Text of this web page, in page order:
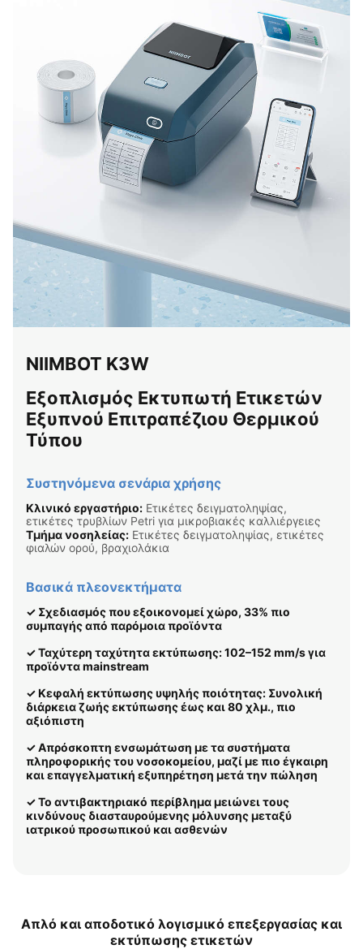
NIIMBOT K3W
Εξοπλισμός Εκτυπωτή Ετικετών
Εξυπνού Επιτραπέζιου Θερμικού
Τύπου
Συστηνόμενα σενάρια χρήσης
Κλινικό εργαστήριο: Ετικέτες δειγματοληψίας,
ετικέτες τρυβλίων Petri για μικροβιακές καλλιέργειες
Τμήμα νοσηλείας: Ετικέτες δειγματοληψίας, ετικέτες
φιαλών ορού, βραχιολάκια
Βασικά πλεονεκτήματα
✓ Σχεδιασμός που εξοικονομεί χώρο, 33% πιο
συμπαγής από παρόμοια προϊόντα
✓ Ταχύτερη ταχύτητα εκτύπωσης: 102–152 mm/s για
προϊόντα mainstream
✓ Κεφαλή εκτύπωσης υψηλής ποιότητας: Συνολική
διάρκεια ζωής εκτύπωσης έως και 80 χλμ., πιο
αξιόπιστη
✓ Απρόσκοπτη ενσωμάτωση με τα συστήματα
πληροφορικής του νοσοκομείου, μαζί με πιο έγκαιρη
και επαγγελματική εξυπηρέτηση μετά την πώληση
✓ Το αντιβακτηριακό περίβλημα μειώνει τους
κινδύνους διασταυρούμενης μόλυνσης μεταξύ
ιατρικού προσωπικού και ασθενών
Απλό και αποδοτικό λογισμικό επεξεργασίας και
εκτύπωσης ετικετών